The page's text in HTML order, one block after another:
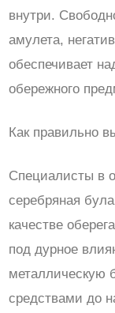
внутри.
амулета,
обеспечивает
обережного
Как правильно
Специалисты в
серебряная
качестве
под дурное
металлическую
средствами до